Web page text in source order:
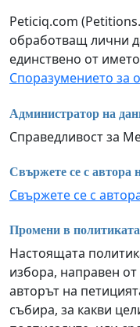
Peticiq.com
обработващ лични
единствено от
Споразумението за
Администратор на
Справедливост за
Свържете се с автора
Свържете се с
Промени в политиката
Настоящата
избора, направен
авторът на
събира, за какви